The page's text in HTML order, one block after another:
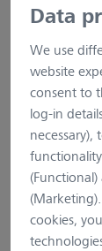
verschuldigd
boetebeding
met een
kosten.
Het
rechtswege
verval van
sommen met
annuleren
Data
We use
website
consent to
log-in
necessary),
cookies,